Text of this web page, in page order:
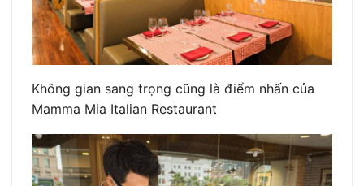
Không gian sang trọng cũng là điểm nhấn của
Mamma Mia Italian Restaurant